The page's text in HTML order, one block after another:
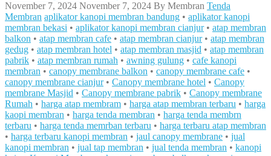
November 7, 2024 November 7, 2024 By Membran Tenda
Membran aplikator kanopi membran bandung • aplikator kanopi
membran bekasi • aplikator kanopi membran cianjur• atap membran
balkon • atap membran cafe • atap membran cianjur• atap membran
gedug • atap membran hotel • atap membran masjid • atap membran
pabrik • atap membran rumah • awning gulung • cafe kanopi
membran • canopy membrane balkon • canopy membrane cafe •
canopy membrane cianjur• Canopy membrane hotel • Canopy
membrane Masjid • Canopy membrane pabrik • Canopy membrane
Rumah • harga atap membram • harga atap membran terbaru • harga
kaopi membran • harga tenda membran • harga tenda membrn
terbaru • harga tenda memrban terbaru • harga terbaru atap membran
• harga terbaru kanopi membran • jaul canopy membrane • jual
kanopi membran • jual tap membran • jual tenda membran • kanopi